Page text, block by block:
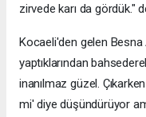
zirvede karı da gördük."
Kocaeli'den gelen Besna
yaptıklarından
inanılmaz güzel.
mi' diye düşündürüyor